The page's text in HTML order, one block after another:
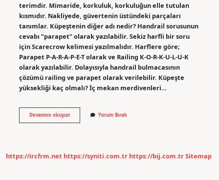
terimdir. Mimaride, korkuluk, korkuluğun elle tutulan
kısmıdır. Nakliyede, güvertenin üstündeki parçaları
tanımlar. Küpeştenin diğer adı nedir? Handrail sorusunun
cevabı “parapet” olarak yazılabilir. Sekiz harfli bir soru
için Scarecrow kelimesi yazılmalıdır. Harflere göre;
Parapet P-A-R-A-P-E-T olarak ve Railing K-O-R-K-U-L-U-K
olarak yazılabilir. Dolayısıyla handrail bulmacasının
çözümü railing ve parapet olarak verilebilir. Küpeşte
yüksekliği kaç olmalı? İç mekan merdivenleri…
Devamını okuyunKüpeşte
Inşaat
Yorum Bırak
https://ircfrm.net https://syniti.com.tr https://bij.com.trSitemap